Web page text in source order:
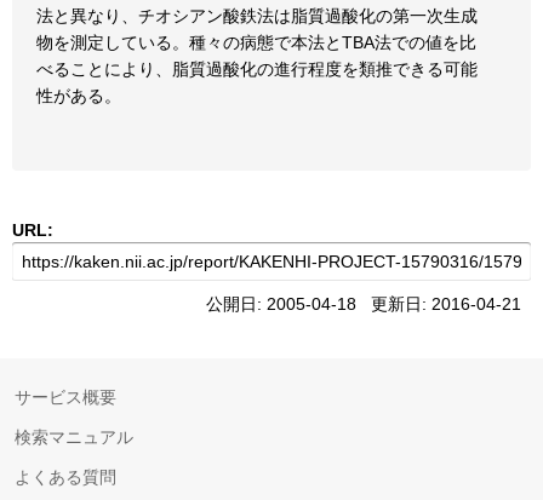
法と異なり、チオシアン酸鉄法は脂質過酸化の第一次生成
物を測定している。種々の病態で本法とTBA法での値を比
べることにより、脂質過酸化の進行程度を類推できる可能
性がある。
URL:
公開日: 2005-04-18 更新日: 2016-04-21
サービス概要
検索マニュアル
よくある質問